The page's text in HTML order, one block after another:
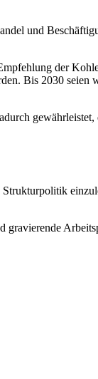
und
der
Bis 2030 seien